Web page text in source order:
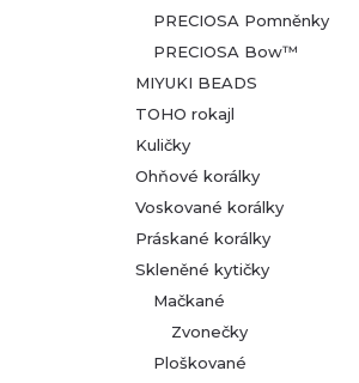
PRECIOSA Pomněnky
PRECIOSA Bow™
MIYUKI BEADS
TOHO rokajl
Kuličky
Ohňové korálky
Voskované korálky
Práskané korálky
Skleněné kytičky
Mačkané
Zvonečky
Ploškované